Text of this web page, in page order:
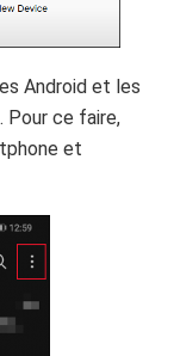
Android et les
Pour ce faire,
et